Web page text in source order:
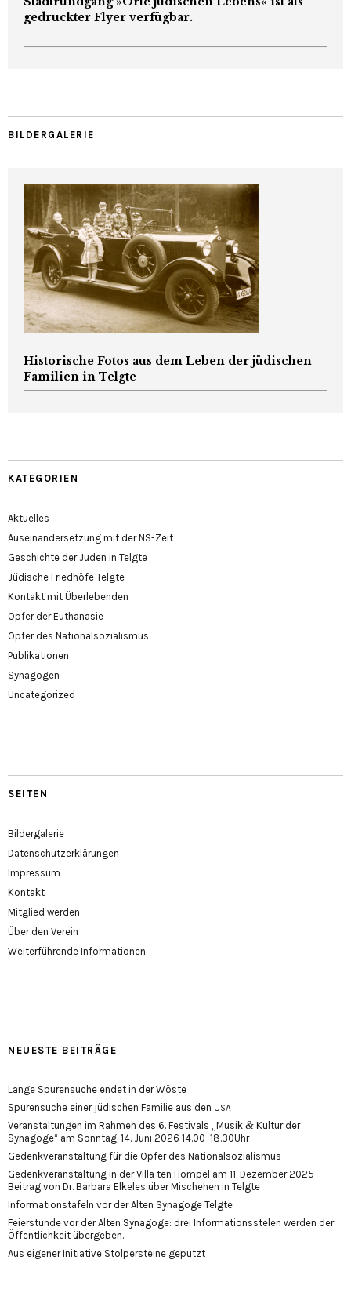
gedruckter Flyer verfügbar.
BILDERGALERIE
Historische Fotos aus dem Leben der jüdischen
Familien in Telgte
KATEGORIEN
Aktuelles
Auseinandersetzung mit der NS-Zeit
Geschichte der Juden in Telgte
Jüdische Friedhöfe Telgte
Kontakt mit Überlebenden
Opfer der Euthanasie
Opfer des Nationalsozialismus
Publikationen
Synagogen
Uncategorized
SEITEN
Bildergalerie
Datenschutzerklärungen
Impressum
Kontakt
Mitglied werden
Über den Verein
Weiterführende Informationen
NEUESTE BEITRÄGE
Lange Spurensuche endet in der Wöste
Spurensuche einer jüdischen Familie aus den USA
Veranstaltungen im Rahmen des 6. Festivals „Musik & Kultur der
Synagoge“ am Sonntag, 14. Juni 2026 14.00–18.30Uhr
Gedenkveranstaltung für die Opfer des Nationalsozialismus
Gedenkveranstaltung in der Villa ten Hompel am 11. Dezember 2025 –
Beitrag von Dr. Barbara Elkeles über Mischehen in Telgte
Informationstafeln vor der Alten Synagoge Telgte
Feierstunde vor der Alten Synagoge: drei Informationsstelen werden der
Öffentlichkeit übergeben.
Aus eigener Initiative Stolpersteine geputzt